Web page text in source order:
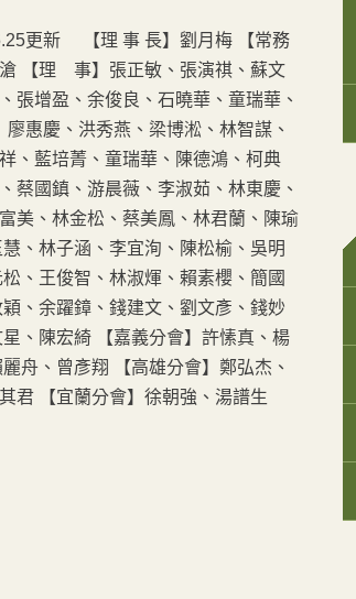
更新 【理 事 長】劉月梅 【常務
【理 事】張正敏、張演祺、蘇文
張增盈、余俊良、石曉華、童瑞華、
惠慶、洪秀燕、梁博淞、林智謀、
、藍培菁、童瑞華、陳德鴻、柯典
蔡國鎮、游晨薇、李淑茹、林東慶、
美、林金松、蔡美鳳、林君蘭、陳瑜
、林子涵、李宜洵、陳松榆、吳明
、王俊智、林淑煇、賴素櫻、簡國
、余躍鏱、錢建文、劉文彥、錢妙
、陳宏綺 【嘉義分會】許愫真、楊
舟、曾彥翔 【高雄分會】鄭弘杰、
君 【宜蘭分會】徐朝強、湯譜生